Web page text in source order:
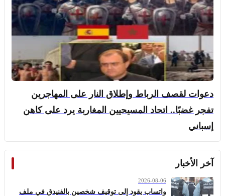
دعوات لقصف الرباط وإطلاق النار على المهاجرين
تفجر غضبًا.. اتحاد المسيحيين المغاربة يرد على كاهن
إسباني
آخر الأخبار
2026-08-06
واتساب يقود إلى توقيف شخصين بالفنيدق في ملف